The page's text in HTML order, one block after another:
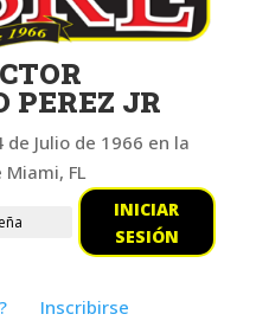
PEREZ JR
Julio de 1966 en la
Miami, FL
INICIAR
SESIÓN
Inscribirse